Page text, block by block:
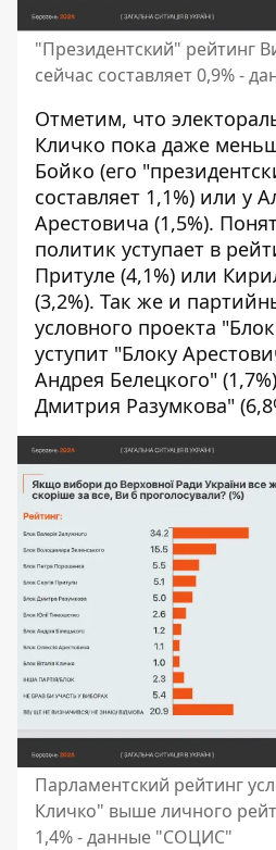
"Президентский" рейтинг
сейчас составляет 0,9% -
Отметим, что
Кличко пока даже
Бойко (его
составляет 1,1%) или у
Арестовича (1,5%).
политик уступает в
Притуле (4,1%) или
(3,2%). Так же и
условного проекта
уступит "Блоку
Андрея Белецкого"
Дмитрия Разумкова"
Парламентский рейтинг
Кличко" выше личного
1,4% - данные "СОЦИС"